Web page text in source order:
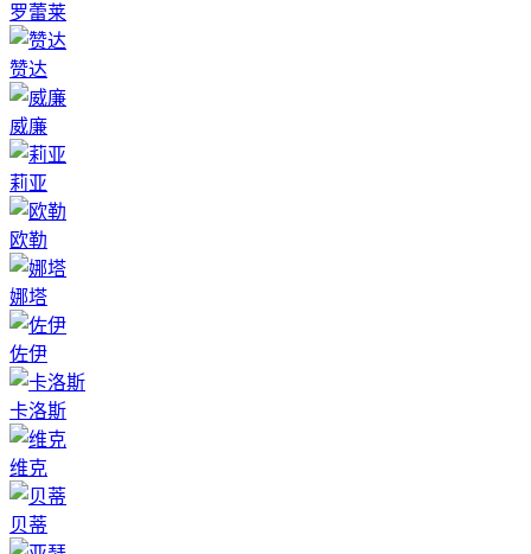
罗蕾莱
赞达
威廉
莉亚
欧勒
娜塔
佐伊
卡洛斯
维克
贝蒂